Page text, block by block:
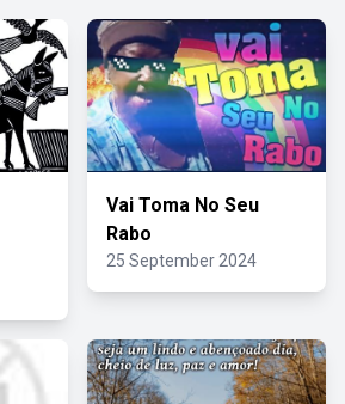
Vai Toma No Seu
Rabo
25 September 2024